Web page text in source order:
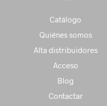
Catálogo
Quiénes somos
Alta distribuidores
Acceso
Blog
Contactar